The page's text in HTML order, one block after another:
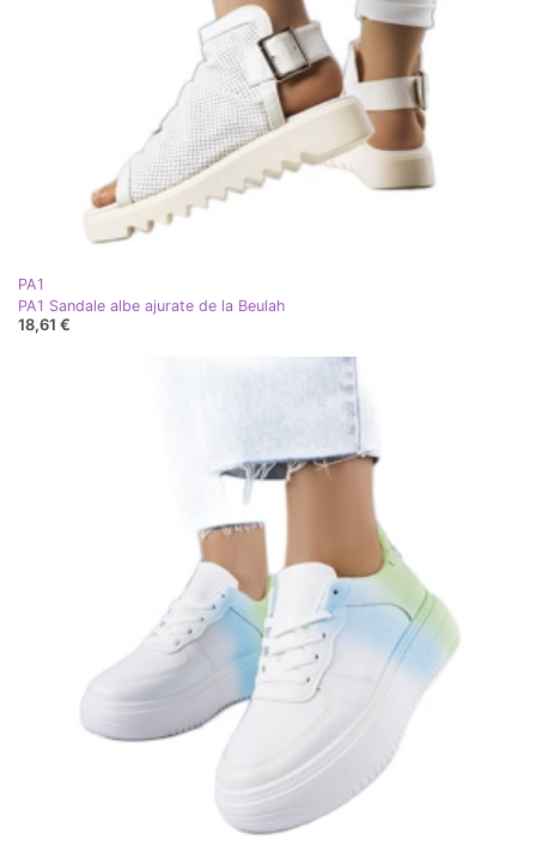
PA1
PA1 Sandale albe ajurate de la Beulah
18,61 €